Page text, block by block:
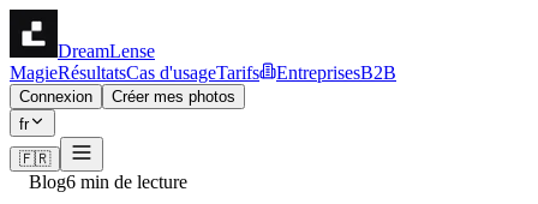
DreamLense
MagieRésultatsCas d'usageTarifs EntreprisesB2B
Connexion
Créer mes photos
fr
🇫🇷
Blog6 min de lecture